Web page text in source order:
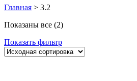
Главная > 3.2
Показаны все (2)
Показать фильтр